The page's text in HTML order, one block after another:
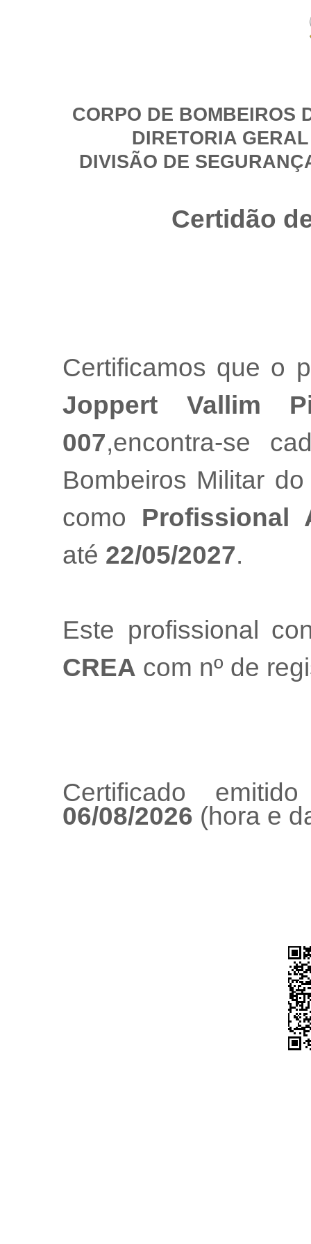
CORPO DE BOMBEIROS
DIRETORIA
DIVISÃO DE
Certidão
Certificamos que o
Joppert Vallim
007,encontra-se
Bombeiros Militar
como Profissional
até 22/05/2027.
Este profissional
CREA com nº de
Certificado
06/08/2026 (hora e